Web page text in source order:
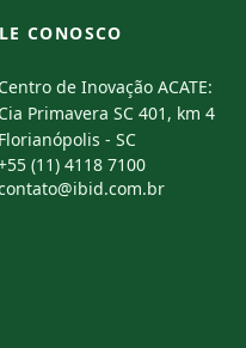
CONOSCO
Centro de Inovação ACATE:
Cia Primavera SC 401, km 4
Florianópolis - SC
(11) 4118 7100